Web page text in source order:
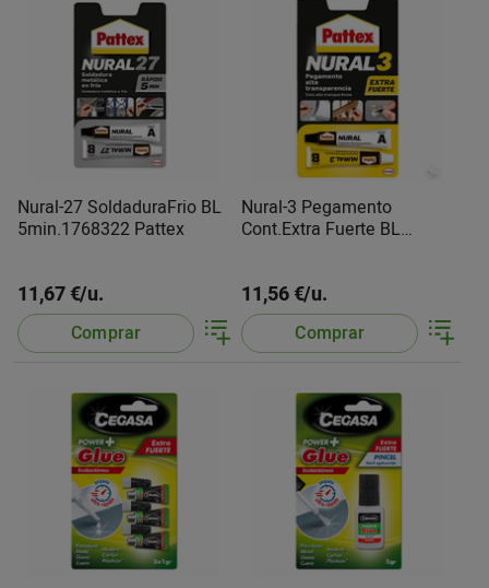
Nural-27 SoldaduraFrio BL
5min.1768322 Pattex
11,67 €/u.
Comprar
Nural-3 Pegamento
Cont.Extra Fuerte BL
11,56 €/u.
Comprar